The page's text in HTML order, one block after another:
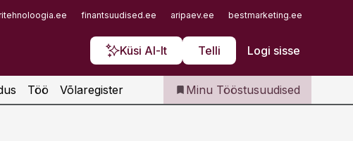
finantsuudised.ee aripaev.ee bestmarketing.ee
Küsi AI-lt Telli Logi sisse
Iseteenindus
Telli Tööstusuudised
Töö Võlaregister Minu Tööstusuudised